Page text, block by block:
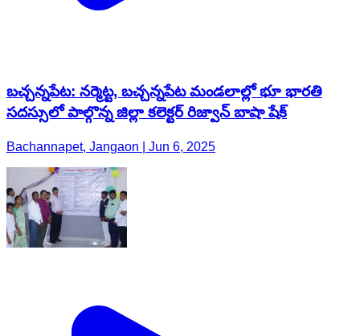
బచ్చన్నపేట: నర్మెట్ట, బచ్చన్నపేట మండలాల్లో భూ భారతి
సదస్సులో పాల్గొన్న జిల్లా కలెక్టర్ రిజ్వాన్‌ బాషా షేక్‌
Bachannapet, Jangaon | Jun 6, 2025